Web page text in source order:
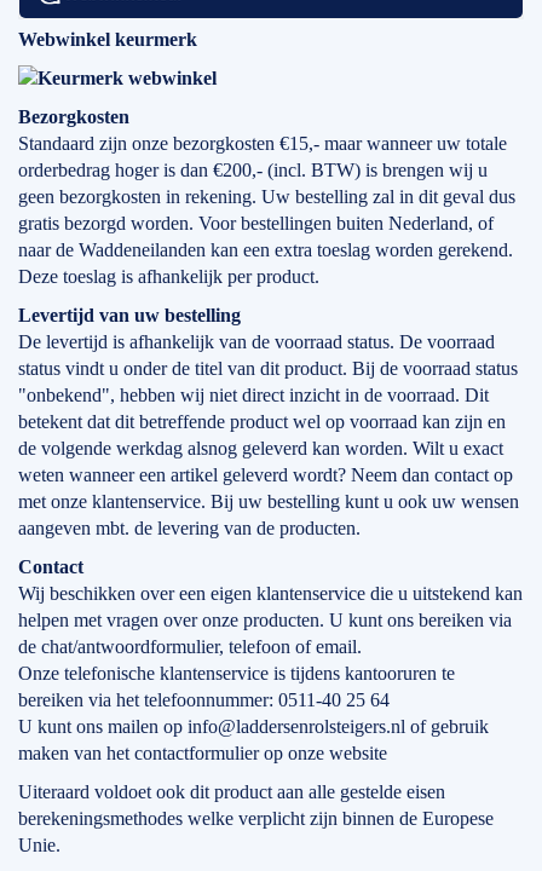
Webwinkel keurmerk
Bezorgkosten
Standaard zijn onze bezorgkosten €15,- maar wanneer uw totale
orderbedrag hoger is dan €200,- (incl. BTW) is brengen wij u
geen bezorgkosten in rekening. Uw bestelling zal in dit geval dus
gratis bezorgd worden. Voor bestellingen buiten Nederland, of
naar de Waddeneilanden kan een extra toeslag worden gerekend.
Deze toeslag is afhankelijk per product.
Levertijd van uw bestelling
De levertijd is afhankelijk van de voorraad status. De voorraad
status vindt u onder de titel van dit product. Bij de voorraad status
"onbekend", hebben wij niet direct inzicht in de voorraad. Dit
betekent dat dit betreffende product wel op voorraad kan zijn en
de volgende werkdag alsnog geleverd kan worden. Wilt u exact
weten wanneer een artikel geleverd wordt? Neem dan contact op
met onze klantenservice. Bij uw bestelling kunt u ook uw wensen
aangeven mbt. de levering van de producten.
Contact
Wij beschikken over een eigen klantenservice die u uitstekend kan
helpen met vragen over onze producten. U kunt ons bereiken via
de chat/antwoordformulier, telefoon of email.
Onze telefonische klantenservice is tijdens kantooruren te
bereiken via het telefoonnummer: 0511-40 25 64
U kunt ons mailen op info@laddersenrolsteigers.nl of gebruik
maken van het contactformulier op onze website
Uiteraard voldoet ook dit product aan alle gestelde eisen
berekeningsmethodes welke verplicht zijn binnen de Europese
Unie.